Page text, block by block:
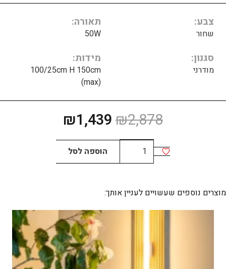
צבע
שחור
תאורה
50W
סגנון
מודרני
מידות
100/25cm H 150cm
(max)
₪2,878 המחיר
המקורי
היה:
₪2,878.
₪1,439
₪1,439.
כמות
של
Small
הוספה לסל
מוצרים נוספים שעשויים לעניין אותך: